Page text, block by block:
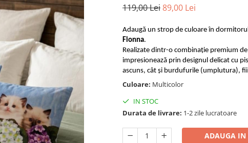
119,00 Lei89,00 Lei
Adaugă un strop de culoare în
Fionna.
Realizate dintr-o combinație premium
impresionează prin designul delicat cu
ascuns, cât și burdufurile (umplutura),
Culoare: Multicolor
IN STOC
Durata de livrare: 1-2 zile lucratoare
ADAUGA IN